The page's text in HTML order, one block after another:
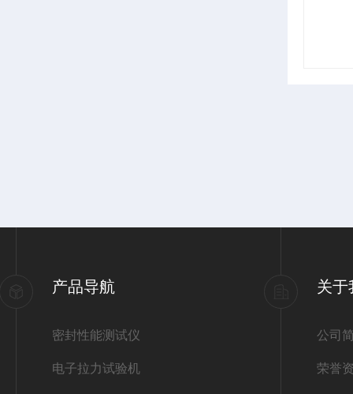
产品导航
密封性能测试仪
电子拉力试验机
关于
公司
荣誉